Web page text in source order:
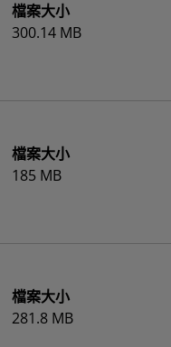
檔案大小
300.14 MB
檔案大小
185 MB
檔案大小
281.8 MB